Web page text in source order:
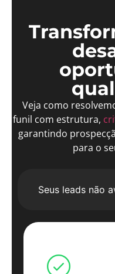
Veja como
funil com estrutura,
garantindo
para o
Seus leads não